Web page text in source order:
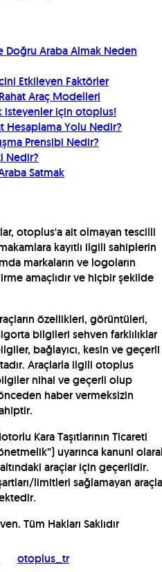
Doğru Araba Almak Neden
Etkileyen Faktörler
Araç Modelleri
isteyenler için otoplus!
Hesaplama Yolu Nedir?
Prensibi Nedir?
Nedir?
Satmak
otoplus'a ait olmayan tescilli
kayıtlı ilgili sahiplerin
markaların ve logoların
amaçlıdır ve hiçbir şekilde
özellikleri, görüntüleri,
bilgileri sehven farklılıklar
bağlayıcı, kesin ve geçerli
Araçlarla ilgili otoplus
nihai ve geçerli olup
haber vermeksizin
Kara Taşıtlarının Ticareti
uyarınca kanuni
araçlar için geçerlidir.
limitleri sağlamayan
Tüm Hakları Saklıdır
otoplus_tr